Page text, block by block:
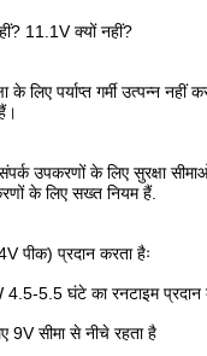
11.1V क्यों नहीं?
के लिए पर्याप्त गर्मी उत्पन्न
उपकरणों के लिए सुरक्षा
के लिए सख्त नियम हैं.
पीक) प्रदान करता हैः
4.5-5.5 घंटे का रनटाइम प्रदान
9V सीमा से नीचे रहता है